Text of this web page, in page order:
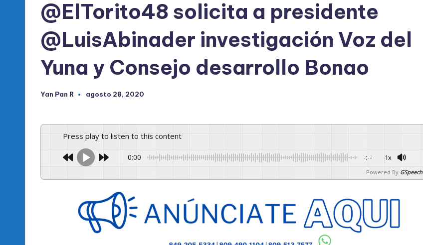
M
@ElTorito48 solicita a presidente
@LuisAbinader investigación Voz del
Yuna y Consejo desarrollo Bonao
Publicado
Yan Pan R agosto 28, 2020
Press play to listen to this content
0:00 -:-- 1x
Powered By GSpeech